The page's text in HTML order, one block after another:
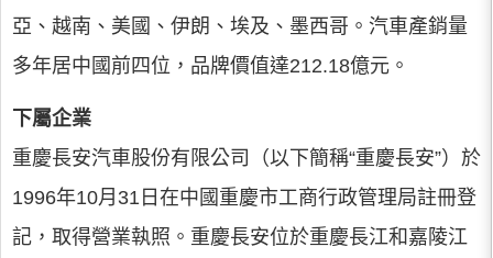
亞、越南、美國、伊朗、埃及、墨西哥。汽車產銷量
多年居中國前四位，品牌價值達212.18億元。
下屬企業
重慶長安汽車股份有限公司（以下簡稱“重慶長安”）於
1996年10月31日在中國重慶市工商行政管理局註冊登
記，取得營業執照。重慶長安位於重慶長江和嘉陵江